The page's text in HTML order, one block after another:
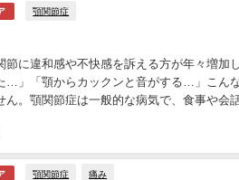
顎関節症
節に違和感や不快感を訴える方が年々増
…」「顎からカックンと音がする…」こん
ん。顎関節症は一般的な病気で、食事や会
顎関節症 痛み